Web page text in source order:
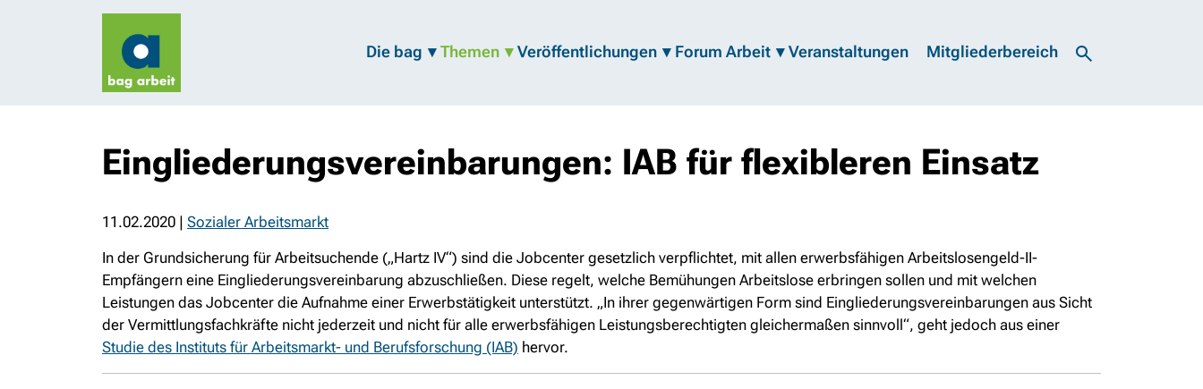
Die bag Themen Veröffentlichungen Forum Arbeit Veranstaltungen Mitgliederbereich
Eingliederungsvereinbarungen: IAB für flexibleren Einsatz
11.02.2020 | Sozialer Arbeitsmarkt
In der Grundsicherung für Arbeitsuchende („Hartz IV“) sind die Jobcenter gesetzlich verpflichtet, mit allen erwerbsfähigen Arbeitslosengeld-II-
Empfängern eine Eingliederungsvereinbarung abzuschließen. Diese regelt, welche Bemühungen Arbeitslose erbringen sollen und mit welchen
Leistungen das Jobcenter die Aufnahme einer Erwerbstätigkeit unterstützt. „In ihrer gegenwärtigen Form sind Eingliederungsvereinbarungen aus Sicht
der Vermittlungsfachkräfte nicht jederzeit und nicht für alle erwerbsfähigen Leistungsberechtigten gleichermaßen sinnvoll“, geht jedoch aus einer
Studie des Instituts für Arbeitsmarkt- und Berufsforschung (IAB) hervor.